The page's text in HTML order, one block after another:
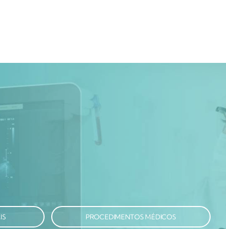
PROCEDIMENTOS MÉDICOS